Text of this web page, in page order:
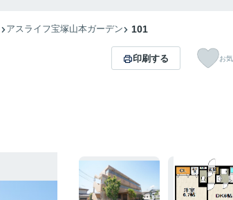
アスライフ宝塚山本ガーデン 101
印刷する お